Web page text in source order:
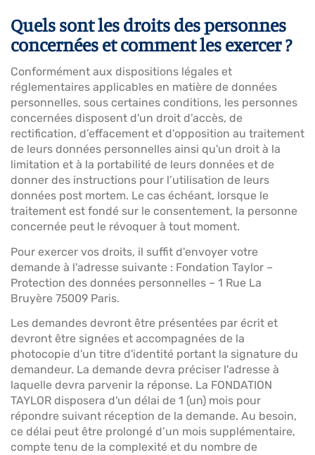
Quels sont les droits des personnes
concernées et comment les exercer ?
Conformément aux dispositions légales et
réglementaires applicables en matière de données
personnelles, sous certaines conditions, les personnes
concernées disposent d'un droit d’accès, de
rectification, d’effacement et d'opposition au traitement
de leurs données personnelles ainsi qu'un droit à la
limitation et à la portabilité de leurs données et de
donner des instructions pour l’utilisation de leurs
données post mortem. Le cas échéant, lorsque le
traitement est fondé sur le consentement, la personne
concernée peut le révoquer à tout moment.
Pour exercer vos droits, il suffit d'envoyer votre
demande à l'adresse suivante : Fondation Taylor –
Protection des données personnelles – 1 Rue La
Bruyère 75009 Paris.
Les demandes devront être présentées par écrit et
devront être signées et accompagnées de la
photocopie d'un titre d'identité portant la signature du
demandeur. La demande devra préciser l'adresse à
laquelle devra parvenir la réponse. La FONDATION
TAYLOR disposera d'un délai de 1 (un) mois pour
répondre suivant réception de la demande. Au besoin,
ce délai peut être prolongé d’un mois supplémentaire,
compte tenu de la complexité et du nombre de